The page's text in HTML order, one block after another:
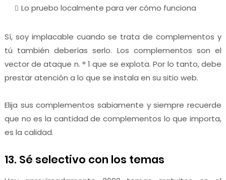
Lo pruebo localmente para ver cómo funciona
Sí, soy implacable cuando se trata de complementos y
tú también deberías serlo. Los complementos son el
vector de ataque n. ° 1 que se explota. Por lo tanto, debe
prestar atención a lo que se instala en su sitio web.
Elija sus complementos sabiamente y siempre recuerde
que no es la cantidad de complementos lo que importa,
es la calidad.
13. Sé selectivo con los temas